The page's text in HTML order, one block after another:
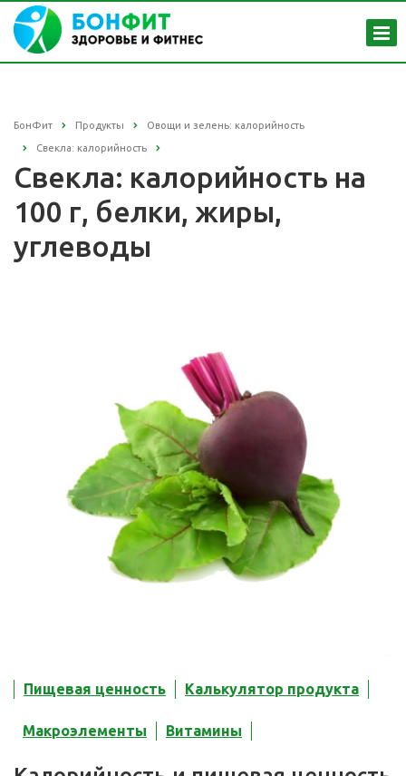
БонФит Продукты Овощи и зелень: калорийность
Свекла: калорийность
Свекла: калорийность на
100 г, белки, жиры,
углеводы
Пищевая ценность Калькулятор продукта
Макроэлементы Витамины